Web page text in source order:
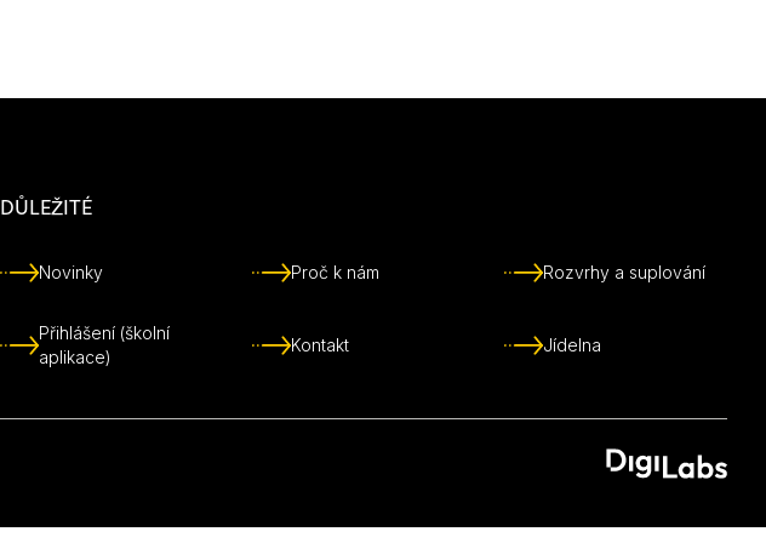
DŮLEŽITÉ
Novinky Proč k nám Rozvrhy a suplování
Přihlášení (školní
aplikace)
Kontakt Jídelna